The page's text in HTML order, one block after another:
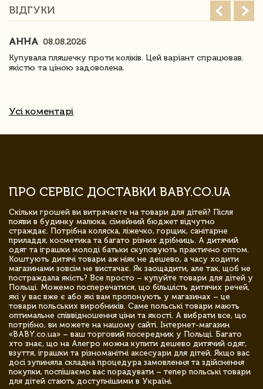
ВІДГУКИ
АННА 08.08.2026
Купувала пляшечку проти коліків. Цей варіант спрацював.
якістю та ціною задоволена.
Усі коментарі
ПРО СЕРВІС ДОСТАВКИ BABY.CO.UA
Скільки грошей ви витрачаєте на товари для дітей? Після
появи в будинку малюка, сімейний бюджет відчутно
страждає. Потрібна коляска, ліжечко, горщик, санітарне
приладдя, косметика та багато різних дрібниць. А дитячий
одяг та іграшки молоді батьки скуповують практично оптом.
Коштують дитячі товари аж ніяк не дешево, а часу ходити
магазинами зовсім не вистачає. Як заощадити, але так, щоб не
постраждала якість? Все просто – купуйте товари для дітей у
Польщі. Можемо посперечатися, що більшість дитячих речей,
які у вас вже є або які вам пропонують у магазинах – це
товари польських виробників. Саме польські товари мають
оптимальне співвідношення ціни та якості. А вибрати все, що
потрібно, ви можете на нашому сайті. Інтернет-магазин
«BABY.co.ua» – ваш торговий посередник у Польщі. Багато
хто знає, що на Алегро можна купити дешево дитячий одяг,
взуття, іграшки та різноманітні аксесуари для дітей. Якщо вас
досі зупиняла складна процедура замовлення та здійснення
покупки, поспішаємо вас порадувати – тепер польські товари
для дітей стають доступнішими в Україні.